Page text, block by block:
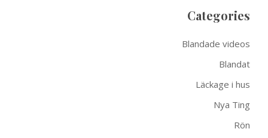
Categories
Blandade videos
Blandat
Läckage i hus
Nya Ting
Rön